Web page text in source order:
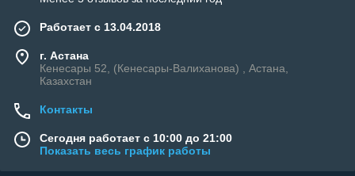
Работает с 13.04.2018
г. Астана
Кенесары 52, (Кенесары-Валиханова) , Астана,
Казахстан
Контакты
Сегодня работает с 10:00 до 21:00
Показать весь график работы